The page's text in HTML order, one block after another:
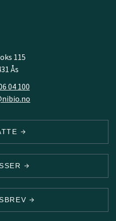
115
Ås
04 100